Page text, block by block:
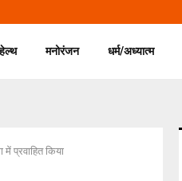
हेल्थ मनोरंजन धर्म/अध्यात्म
में प्रवाहित किया